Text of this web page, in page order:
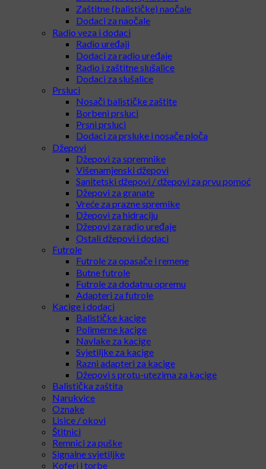
Zaštitne (balističke) naočale
Dodaci za naočale
Radio veza i dodaci
Radio uređaji
Dodaci za radio uređaje
Radio i zaštitne slušalice
Dodaci za slušalice
Prsluci
Nosači balističke zaštite
Borbeni prsluci
Prsni prsluci
Dodaci za prsluke i nosače ploča
Džepovi
Džepovi za spremnike
Višenamjenski džepovi
Sanitetski džepovi / džepovi za prvu pomoć
Džepovi za granate
Vreće za prazne spremike
Džepovi za hidraciju
Džepovi za radio uređaje
Ostali džepovi i dodaci
Futrole
Futrole za opasače i remene
Butne futrole
Futrole za dodatnu opremu
Adapteri za futrole
Kacige i dodaci
Balističke kacige
Polimerne kacige
Navlake za kacige
Svjetiljke za kacige
Razni adapteri za kacige
Džepovi s protu-utezima za kacige
Balistička zaštita
Narukvice
Oznake
Lisice / okovi
Štitnici
Remnici za puške
Signalne svjetiljke
Koferi i torbe